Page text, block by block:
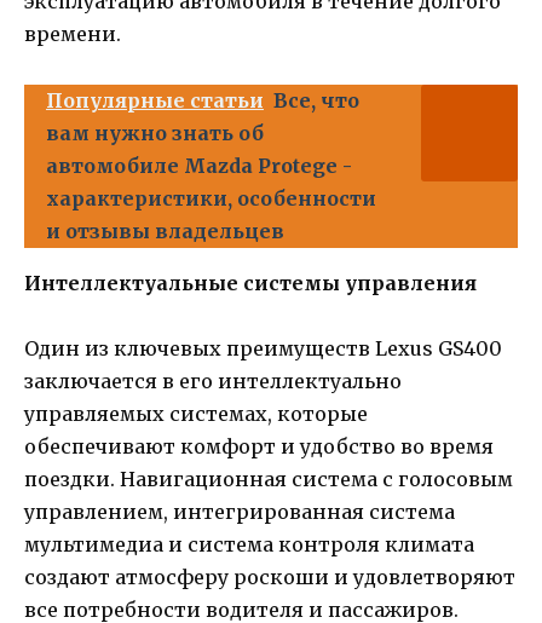
времени.
Популярные статьи Все, что
вам нужно знать об
автомобиле Mazda Protege -
характеристики, особенности
и отзывы владельцев
Интеллектуальные системы управления
Один из ключевых преимуществ Lexus GS400
заключается в его интеллектуально
управляемых системах, которые
обеспечивают комфорт и удобство во время
поездки. Навигационная система с голосовым
управлением, интегрированная система
мультимедиа и система контроля климата
создают атмосферу роскоши и удовлетворяют
все потребности водителя и пассажиров.